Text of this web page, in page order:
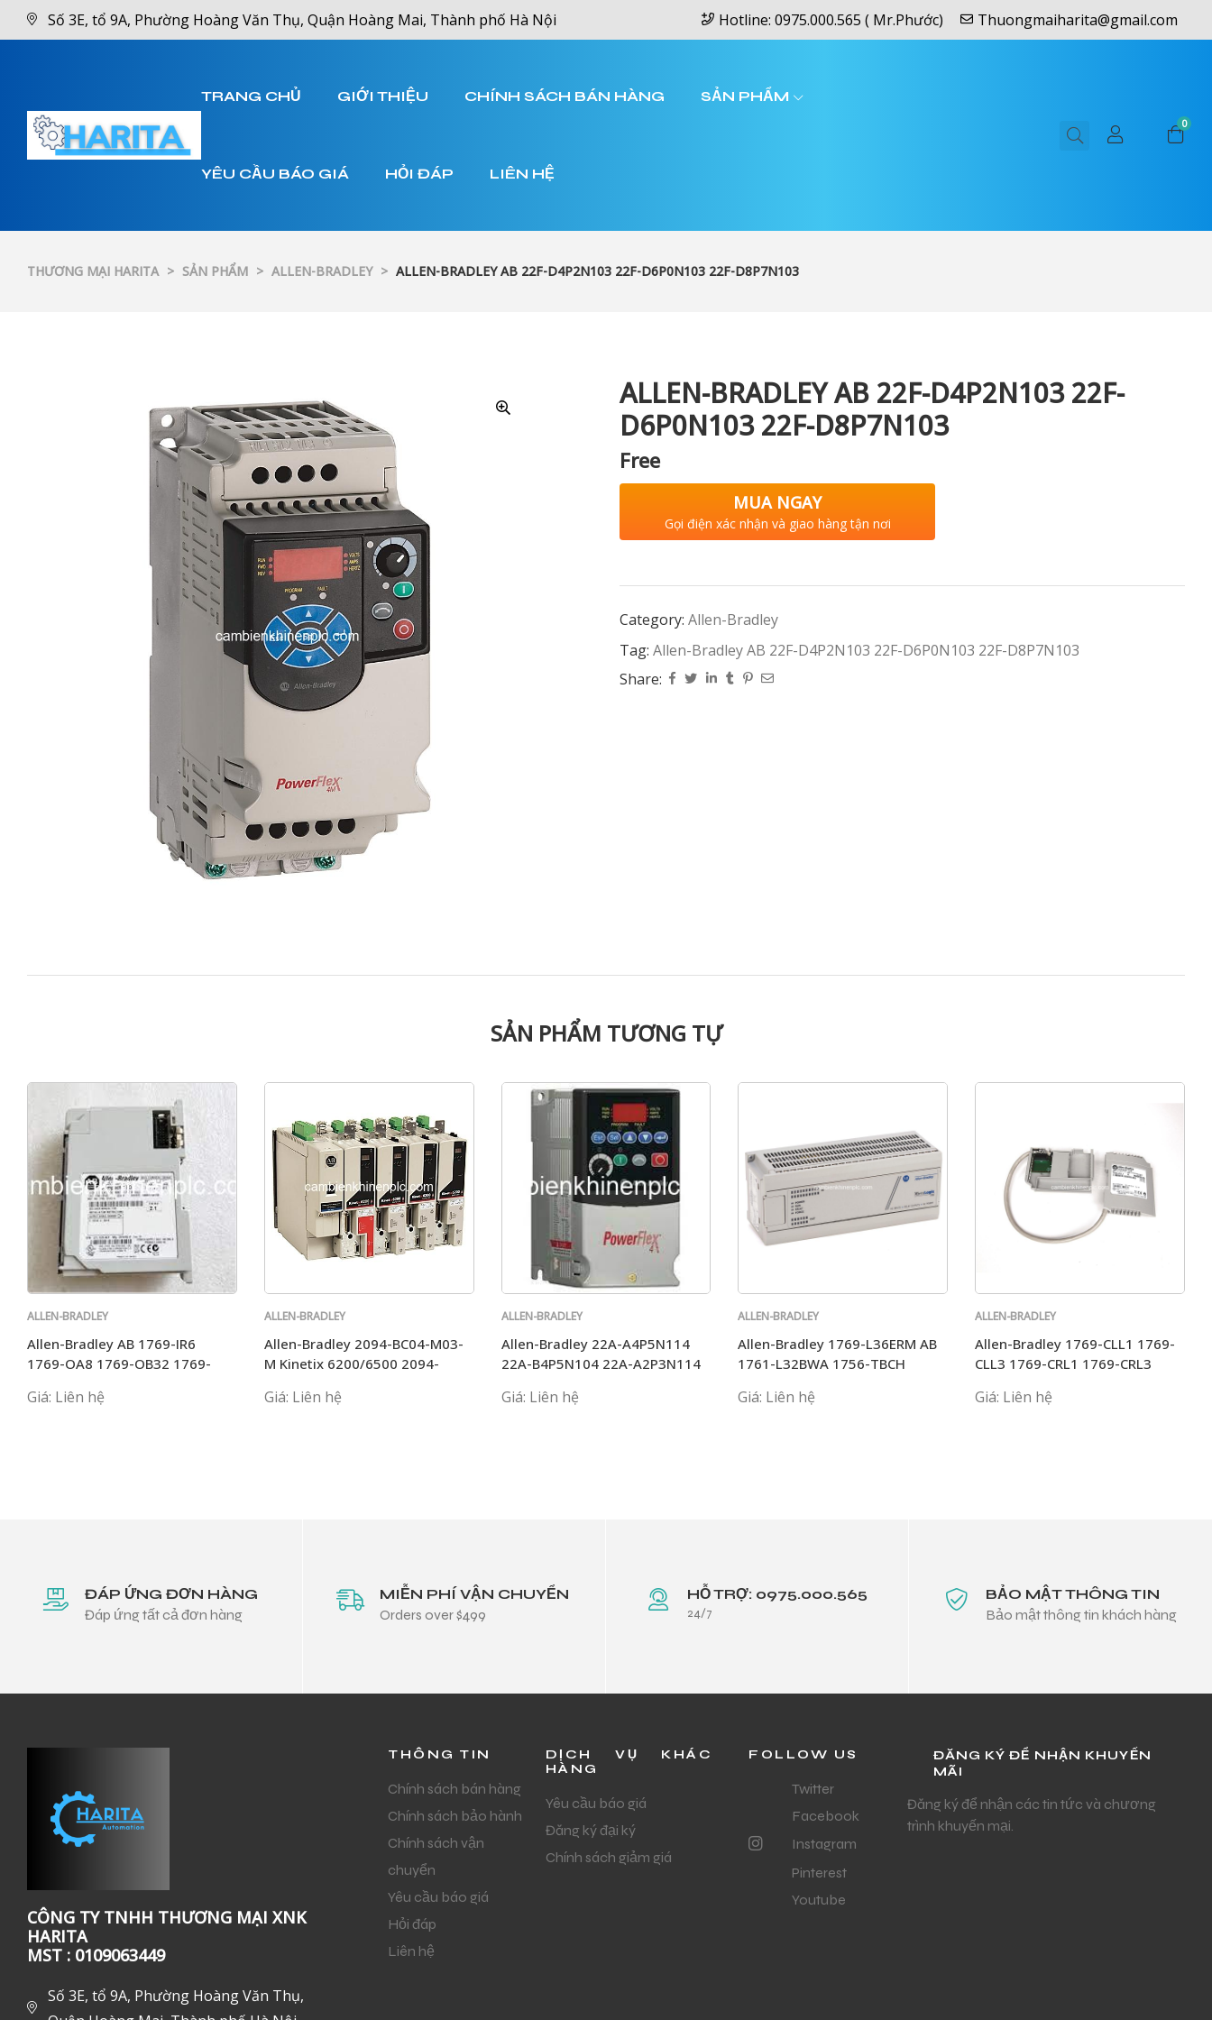
Số 3E, tổ 9A, Phường Hoàng Văn Thụ, Quận Hoàng Mai, Thành phố Hà Nội Hotline: 0975.000.565 ( Mr.Phước) Thuongmaiharita@gmail.com
TRANG CHỦ GIỚI THIỆU CHÍNH SÁCH BÁN HÀNG SẢN PHẨM
YÊU CẦU BÁO GIÁ HỎI ĐÁP LIÊN HỆ
0
THƯƠNG MẠI HARITA > SẢN PHẨM > ALLEN-BRADLEY > ALLEN-BRADLEY AB 22F-D4P2N103 22F-D6P0N103 22F-D8P7N103
ALLEN-BRADLEY AB 22F-D4P2N103 22F-
D6P0N103 22F-D8P7N103
Free
MUA NGAY
Gọi điện xác nhận và giao hàng tận nơi
Category: Allen-Bradley
Tag: Allen-Bradley AB 22F-D4P2N103 22F-D6P0N103 22F-D8P7N103
Share:
SẢN PHẨM TƯƠNG TỰ
ALLEN-BRADLEY
Allen-Bradley AB 1769-IR6
1769-OA8 1769-OB32 1769-
Giá: Liên hệ
ALLEN-BRADLEY
Allen-Bradley 2094-BC04-M03-
M Kinetix 6200/6500 2094-
Giá: Liên hệ
ALLEN-BRADLEY
Allen-Bradley 22A-A4P5N114
22A-B4P5N104 22A-A2P3N114
Giá: Liên hệ
ALLEN-BRADLEY
Allen-Bradley 1769-L36ERM AB
1761-L32BWA 1756-TBCH
Giá: Liên hệ
ALLEN-BRADLEY
Allen-Bradley 1769-CLL1 1769-
CLL3 1769-CRL1 1769-CRL3
Giá: Liên hệ
ĐÁP ỨNG ĐƠN HÀNG
Đáp ứng tất cả đơn hàng
MIỄN PHÍ VẬN CHUYỂN
Orders over $499
HỖ TRỢ: 0975.000.565
24/7
BẢO MẬT THÔNG TIN
Bảo mật thông tin khách hàng
CÔNG TY TNHH THƯƠNG MẠI XNK
HARITA
MST : 0109063449
Số 3E, tổ 9A, Phường Hoàng Văn Thụ,
THÔNG TIN
Chính sách bán hàng
Chính sách bảo hành
Chính sách vận
chuyển
Yêu cầu báo giá
Hỏi đáp
Liên hệ
DỊCH VỤ KHÁC
HÀNG
Yêu cầu báo giá
Đăng ký đại ký
Chính sách giảm giá
FOLLOW US
Twitter
Facebook
Instagram
Pinterest
Youtube
ĐĂNG KÝ ĐỂ NHẬN KHUYẾN
MÃI
Đăng ký để nhận các tin tức và chương
trình khuyến mại.